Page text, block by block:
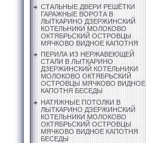
СТАЛЬНЫЕ ДВЕРИ РЕШЁТКИ
ГАРАЖНЫЕ ВОРОТА В
ЛЫТКАРИНО ДЗЕРЖИНСКИЙ
КОТЕЛЬНИКИ МОЛОКОВО
ОКТЯБРЬСКИЙ ОСТРОВЦЫ
МЯЧКОВО ВИДНОЕ КАПОТНЯ
ПЕРИЛА ИЗ НЕРЖАВЕЮЩЕЙ
СТАЛИ В ЛЫТКАРИНО
ДЗЕРЖИНСКИЙ КОТЕЛЬНИКИ
МОЛОКОВО ОКТЯБРЬСКИЙ
ОСТРОВЦЫ МЯЧКОВО ВИДНОЕ
КАПОТНЯ БЕСЕДЫ
НАТЯЖНЫЕ ПОТОЛКИ В
ЛЫТКАРИНО ДЗЕРЖИНСКИЙ
КОТЕЛЬНИКИ МОЛОКОВО
ОКТЯБРЬСКИЙ ОСТРОВЦЫ
МЯЧКОВО ВИДНОЕ КАПОТНЯ
БЕСЕДЫ